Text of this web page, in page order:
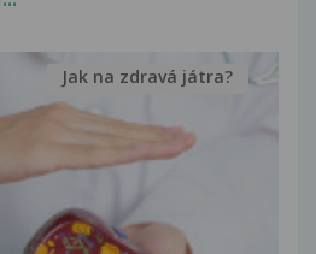
Jak na zdravá játra?